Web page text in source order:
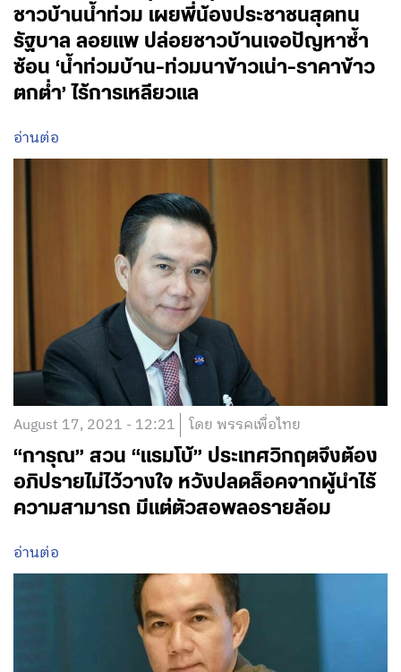
ชาวบ้านน้ำท่วม เผยพี่น้องประชาชนสุดทน
รัฐบาล ลอยแพ ปล่อยชาวบ้านเจอปัญหาซ้ำ
ซ้อน ‘น้ำท่วมบ้าน-ท่วมนาข้าวเน่า-ราคาข้าว
ตกต่ำ’ ไร้การเหลียวแล
อ่านต่อ
August 17, 2021 - 12:21 โดย พรรคเพื่อไทย
“การุณ” สวน “แรมโบ้” ประเทศวิกฤตจึงต้อง
อภิปรายไม่ไว้วางใจ หวังปลดล็อคจากผู้นำไร้
ความสามารถ มีแต่ตัวสอพลอรายล้อม
อ่านต่อ